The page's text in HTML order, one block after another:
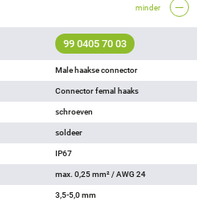
minder
99 0405 70 03
Male haakse connector
Connector femal haaks
schroeven
soldeer
IP67
max. 0,25 mm² / AWG 24
3,5-5,0 mm